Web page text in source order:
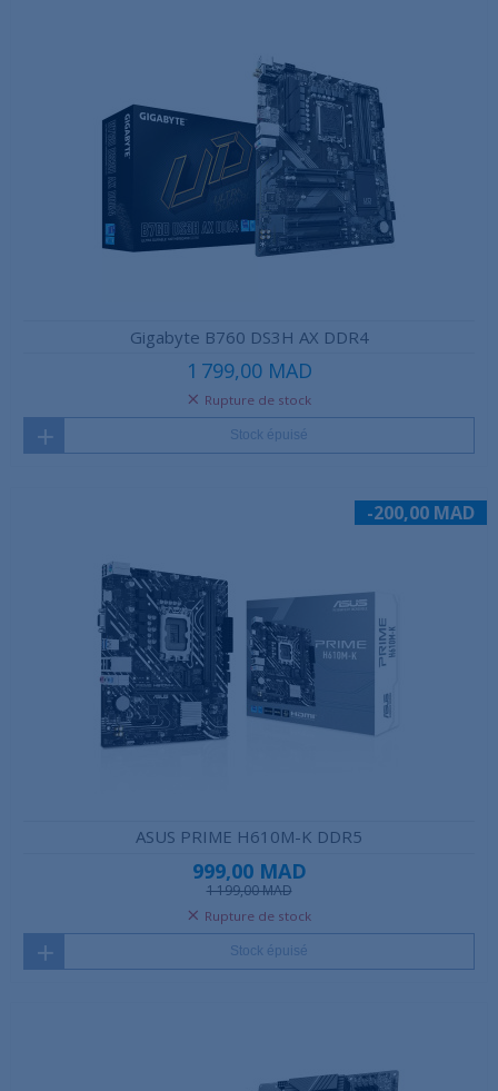
Gigabyte B760 DS3H AX DDR4
1 799,00 MAD
Rupture de stock
Stock épuisé
-200,00 MAD
ASUS PRIME H610M-K DDR5
999,00 MAD
1 199,00 MAD
Rupture de stock
Stock épuisé